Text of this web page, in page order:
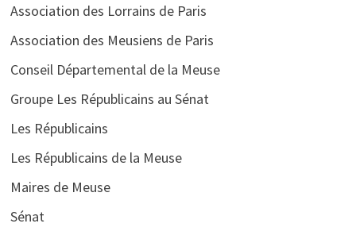
Association des Lorrains de Paris
Association des Meusiens de Paris
Conseil Départemental de la Meuse
Groupe Les Républicains au Sénat
Les Républicains
Les Républicains de la Meuse
Maires de Meuse
Sénat